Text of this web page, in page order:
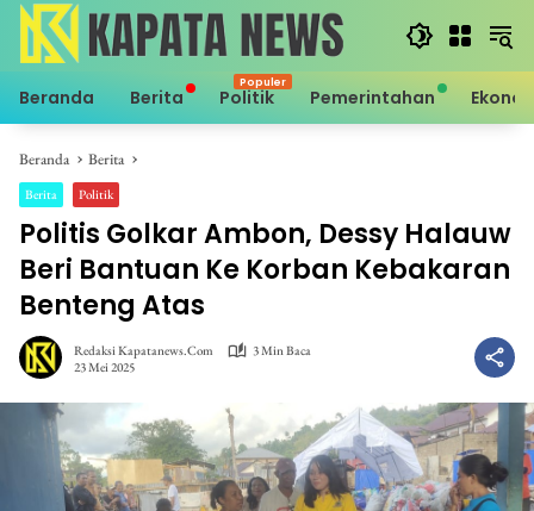
Langsung
konten
Beranda Berita Politik Pemerintahan
Beranda Berita
Berita Politik
Politis Golkar Ambon, Dessy Halauw
Beri Bantuan Ke Korban Kebakaran
Benteng Atas
Redaksi Kapatanews.com
3 Min Baca
23 Mei 2025